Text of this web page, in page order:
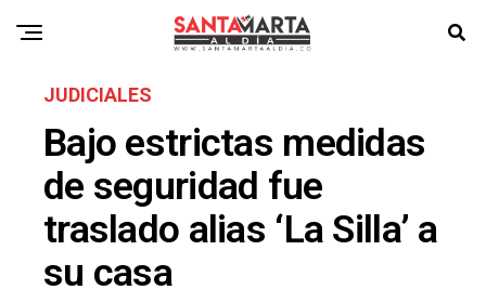
JUDICIALES
Bajo estrictas medidas
de seguridad fue
traslado alias ‘La Silla’ a
su casa